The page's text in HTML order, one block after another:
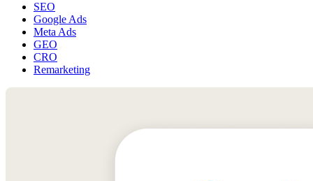
SEO
Google Ads
Meta Ads
GEO
CRO
Remarketing